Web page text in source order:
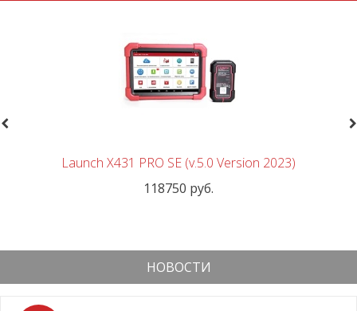
Launch X431 PRO SE (v.5.0 Version 2023)
118750 руб.
НОВОСТИ